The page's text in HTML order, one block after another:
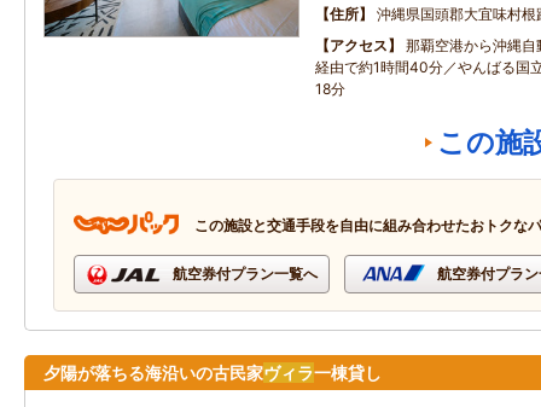
住所
沖縄県国頭郡大宜味村根
アクセス
那覇空港から沖縄
経由で約1時間40分／やんばる国
18分
この施
この施設と交通手段を自由に組み合わせたおトクな
航空券付プラン一覧へ 航空券付プラ
夕陽が落ちる海沿いの古民家ヴィラ一棟貸し